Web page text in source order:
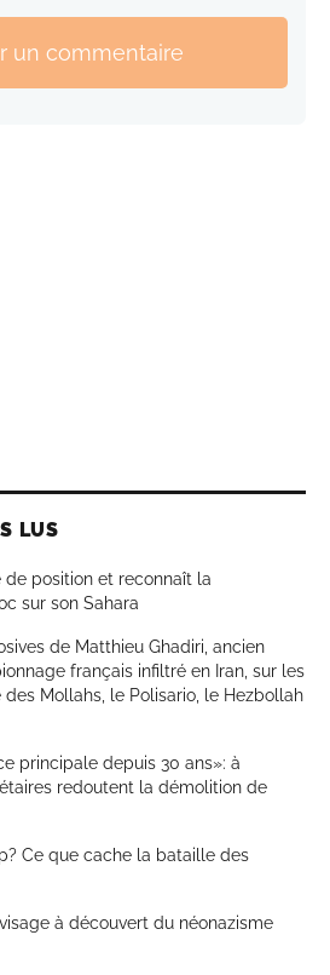
un commentaire
LUS
de position et reconnaît la
sur son Sahara
de Matthieu Ghadiri, ancien
français infiltré en Iran, sur les
Mollahs, le Polisario, le Hezbollah
principale depuis 30 ans»: à
redoutent la démolition de
Ce que cache la bataille des
à découvert du néonazisme